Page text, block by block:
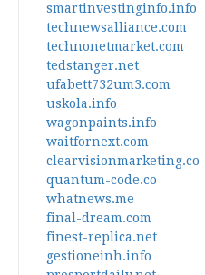
smartinvestinginfo.info
technewsalliance.com
technonetmarket.com
tedstanger.net
ufabett732um3.com
uskola.info
wagonpaints.info
waitfornext.com
clearvisionmarketing.co
quantum-code.co
whatnews.me
final-dream.com
finest-replica.net
gestioneinh.info